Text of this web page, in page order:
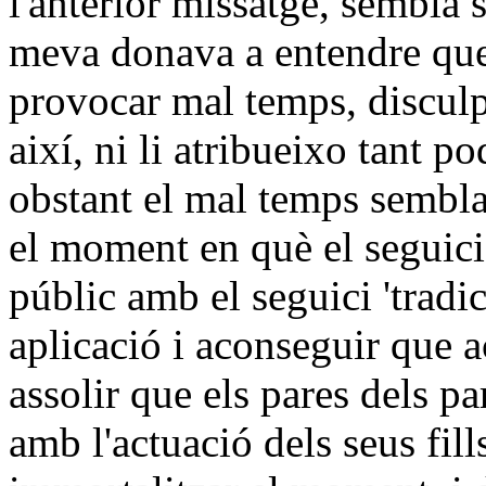
meva donava a entendre
provocar mal temps,
així, ni li atribueixo tant
obstant el mal temps
el moment en què el
públic amb el seguici
aplicació i aconseguir que
assolir que els pares dels
amb l'actuació dels seus